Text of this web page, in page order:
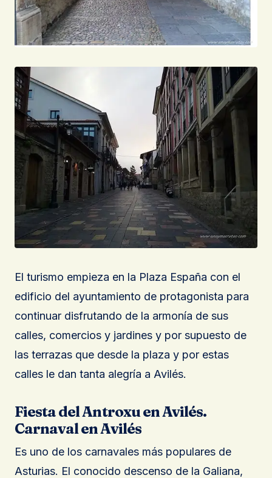
El turismo empieza en la Plaza España con el
edificio del ayuntamiento de protagonista para
continuar disfrutando de la armonía de sus
calles, comercios y jardines y por supuesto de
las terrazas que desde la plaza y por estas
calles le dan tanta alegría a Avilés.
Fiesta del Antroxu en Avilés.
Carnaval en Avilés
Es uno de los carnavales más populares de
Asturias. El conocido descenso de la Galiana,